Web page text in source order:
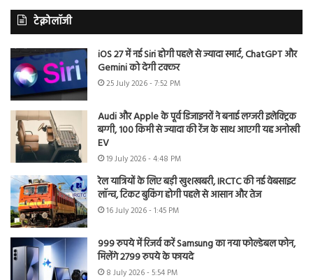
टेक्नोलॉजी
iOS 27 में नई Siri होगी पहले से ज्यादा स्मार्ट, ChatGPT और
Gemini को देगी टक्कर
25 July 2026 - 7:52 PM
Audi और Apple के पूर्व डिजाइनरों ने बनाई लग्जरी इलेक्ट्रिक
बग्गी, 100 किमी से ज्यादा की रेंज के साथ आएगी यह अनोखी
EV
19 July 2026 - 4:48 PM
रेल यात्रियों के लिए बड़ी खुशखबरी, IRCTC की नई वेबसाइट
लॉन्च, टिकट बुकिंग होगी पहले से आसान और तेज
16 July 2026 - 1:45 PM
999 रुपये में रिजर्व करें Samsung का नया फोल्डेबल फोन,
मिलेंगे 2799 रुपये के फायदे
8 July 2026 - 5:54 PM